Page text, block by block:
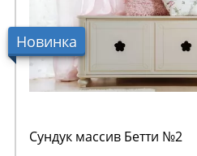
Новинка
Сундук массив Бетти №2